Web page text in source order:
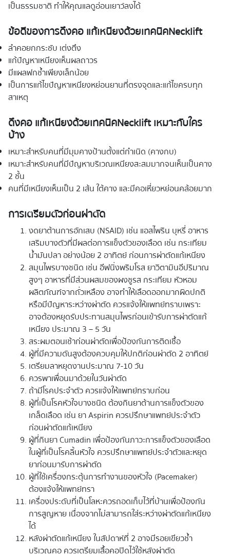
เป็นธรรมชาติ ทำให้คุณแลดูอ่อนเยาว์ลงได้
ข้อดีของการดึงคอ แก้เหนียงด้วยเทคนิคNecklift
ลำคอยกกระชับ เต่งตึง
แก้ปัญหาเหนียงเห็นผลถาวร
มีแผลฟกช้ำเพียงเล็กน้อย
เป็นการแก้ไขปัญหาเหนียงหย่อนยานที่ตรงจุดและแก้ไขครบทุก
สาเหตุ
ดึงคอ แก้เหนียงด้วยเทคนิคNecklift เหมาะกับใคร
บ้าง
เหมาะสำหรับคนที่มีมุมคางป้านตั้งแต่กำเนิด (คางกบ)
เหมาะสำหรับคนที่มีปัญหาบริเวณเหนียงสะสมมากจนเห็นเป็นคาง
2 ชั้น
คนที่มีเหนียงเห็นเป็น 2 เส้น ใต้คาง และมีคอเหี่ยวหย่อนคล้อยมาก
การเตรียมตัวก่อนผ่าตัด
งดยาต้านการอักเสบ (NSAID) เช่น แอสไพริน บุหรี่ อาหาร
เสริมบางตัวที่มีผลต่อการแข็งตัวของเลือด เช่น กระเทียม
น้ำมันปลา อย่างน้อย 2 อาทิตย์ ก่อนการผ่าตัดแก้เหนียง
สมุนไพรบางชนิด เช่น อีฟนิ่งพริมโรส ยาวิตามินอีปริมาณ
สูงๆ อาหารที่มีส่วนผสมของผงชูรส กระเทียม หัวหอม
ผลิตภัณฑ์จากถั่วเหลือง อาจทำให้เลือดออกมากผิดปกติ
หรือมีปัญหาระหว่างผ่าตัด ควรแจ้งให้แพทย์ทราบเพราะ
อาจต้องหยุดรับประทานสมุนไพรก่อนเข้ารับการผ่าตัดแก้
เหนียง ประมาณ 3 – 5 วัน
สระผมตอนเช้าก่อนผ่าตัดเพื่อป้องกันการติดเชื้อ
ผู้ที่มีความดันสูงต้องควบคุมให้ปกติก่อนผ่าตัด 2 อาทิตย์
เตรียมลาหยุดงานประมาณ 7-10 วัน
ควรพาเพื่อนมาด้วยในวันผ่าตัด
ถ้ามีโรคประจำตัว ควรแจ้งให้แพทย์ทราบก่อน
ผู้ที่เป็นโรคหัวใจบางชนิด ต้องกินยาต้านการแข็งตัวของ
เกล็ดเลือด เช่น ยา Aspirin ควรปรึกษาแพทย์ประจำตัว
ก่อนผ่าตัดแก้เหนียง
ผู้ที่กินยา Cumadin เพื่อป้องกันภาวะการแข็งตัวของเลือด
ในผู้ที่เป็นโรคลิ้นหัวใจ ควรปรึกษาแพทย์ประจำตัวและหยุด
ยาก่อนมารับการผ่าตัด
ผู้ที่ใช้เครื่องกระตุ้นการทำงานของหัวใจ (Pacemaker)
ต้องแจ้งให้แพทย์ทรา
เครื่องประดับที่เป็นโลหะควรถอดเก็บไว้ที่บ้านเพื่อป้องกัน
การสูญหาย เนื่องจากไม่สามารถใส่ระหว่างผ่าตัดแก้เหนียง
ได้
หลังผ่าตัดแก้เหนียง ในสัปดาห์ที่ 2 อาจมีรอยเขียวช้ำ
บริเวณคอ ควรเตรียมเสื้อคอปิดไว้ใช้หลังผ่าตัด